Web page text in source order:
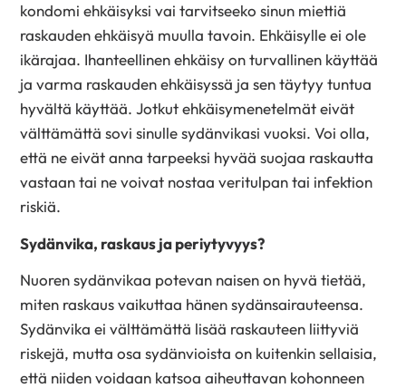
kondomi ehkäisyksi vai tarvitseeko sinun miettiä
raskauden ehkäisyä muulla tavoin. Ehkäisylle ei ole
ikärajaa. Ihanteellinen ehkäisy on turvallinen käyttää
ja varma raskauden ehkäisyssä ja sen täytyy tuntua
hyvältä käyttää. Jotkut ehkäisymenetelmät eivät
välttämättä sovi sinulle sydänvikasi vuoksi. Voi olla,
että ne eivät anna tarpeeksi hyvää suojaa raskautta
vastaan tai ne voivat nostaa veritulpan tai infektion
riskiä.
Sydänvika, raskaus ja periytyvyys?
Nuoren sydänvikaa potevan naisen on hyvä tietää,
miten raskaus vaikuttaa hänen sydänsairauteensa.
Sydänvika ei välttämättä lisää raskauteen liittyviä
riskejä, mutta osa sydänvioista on kuitenkin sellaisia,
että niiden voidaan katsoa aiheuttavan kohonneen